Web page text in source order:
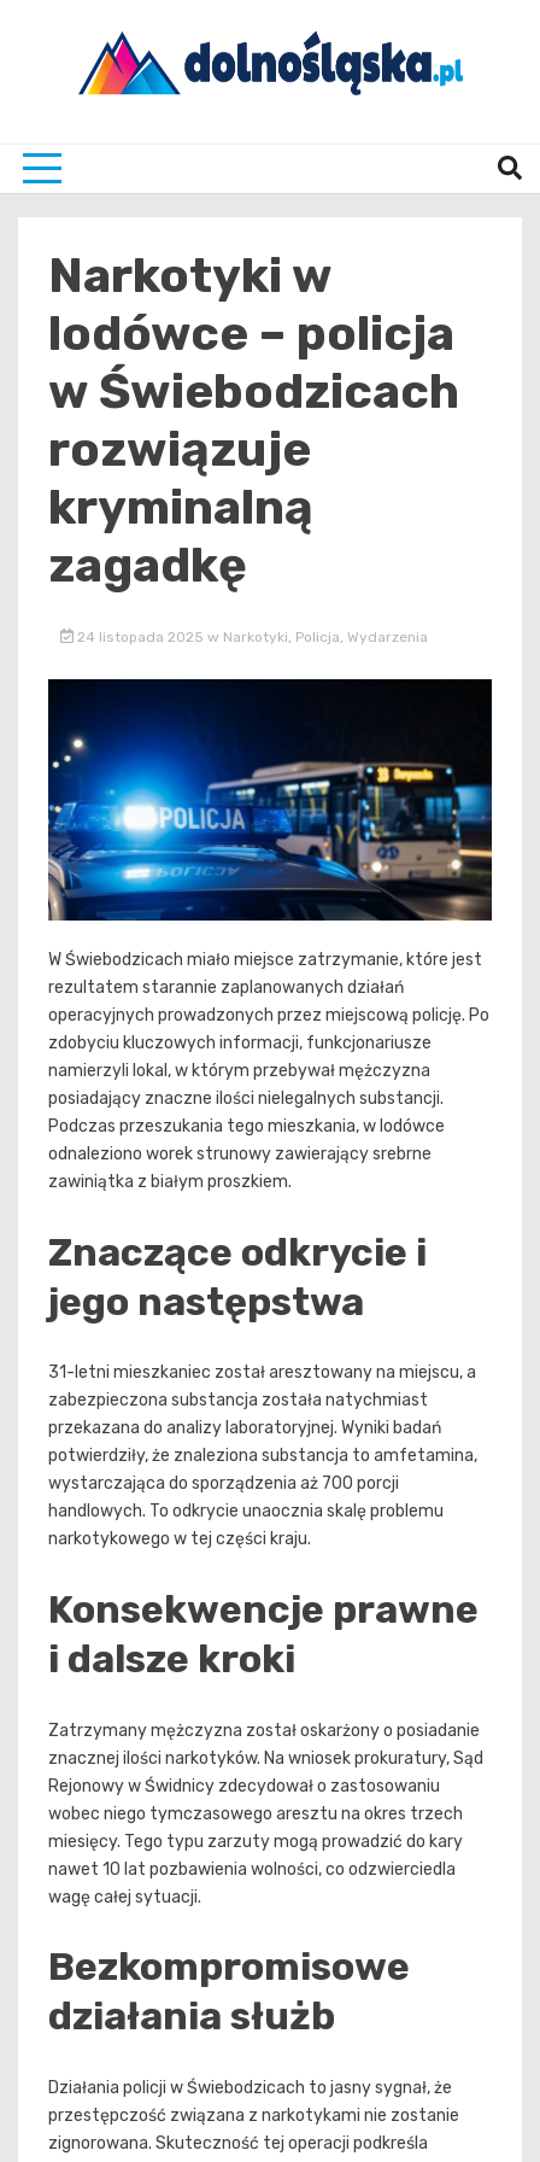
Narkotyki w
lodówce – policja
w Świebodzicach
rozwiązuje
kryminalną
zagadkę
24 listopada 2025 w Narkotyki Policja Wydarzenia
W Świebodzicach miało miejsce zatrzymanie, które jest
rezultatem starannie zaplanowanych działań
operacyjnych prowadzonych przez miejscową policję. Po
zdobyciu kluczowych informacji, funkcjonariusze
namierzyli lokal, w którym przebywał mężczyzna
posiadający znaczne ilości nielegalnych substancji.
Podczas przeszukania tego mieszkania, w lodówce
odnaleziono worek strunowy zawierający srebrne
zawiniątka z białym proszkiem.
Znaczące odkrycie i
jego następstwa
31-letni mieszkaniec został aresztowany na miejscu, a
zabezpieczona substancja została natychmiast
przekazana do analizy laboratoryjnej. Wyniki badań
potwierdziły, że znaleziona substancja to amfetamina,
wystarczająca do sporządzenia aż 700 porcji
handlowych. To odkrycie unaocznia skalę problemu
narkotykowego w tej części kraju.
Konsekwencje prawne
i dalsze kroki
Zatrzymany mężczyzna został oskarżony o posiadanie
znacznej ilości narkotyków. Na wniosek prokuratury, Sąd
Rejonowy w Świdnicy zdecydował o zastosowaniu
wobec niego tymczasowego aresztu na okres trzech
miesięcy. Tego typu zarzuty mogą prowadzić do kary
nawet 10 lat pozbawienia wolności, co odzwierciedla
wagę całej sytuacji.
Bezkompromisowe
działania służb
Działania policji w Świebodzicach to jasny sygnał, że
przestępczość związana z narkotykami nie zostanie
zignorowana. Skuteczność tej operacji podkreśla